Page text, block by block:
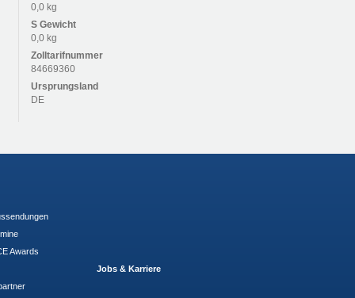
0,0 kg
S Gewicht
0,0 kg
Zolltarifnummer
84669360
Ursprungsland
DE
Awards
Jobs & Karriere